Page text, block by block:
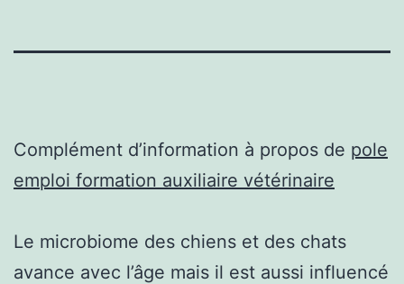
Complément d’information à propos de pole
emploi formation auxiliaire vétérinaire
Le microbiome des chiens et des chats
avance avec l’âge mais il est aussi influencé